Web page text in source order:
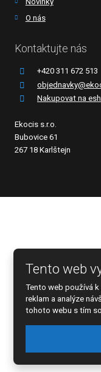
O nás
Kontaktujte nás
+420 311 672 513
Nakupovat na
Ekocis s.r.o.
Bubovice 61
267 18 Karlštejn
© 2026
Tento web je
zásady ochrany
Tento web
Tento web používá
reklam a analýze
tohoto webu s tím